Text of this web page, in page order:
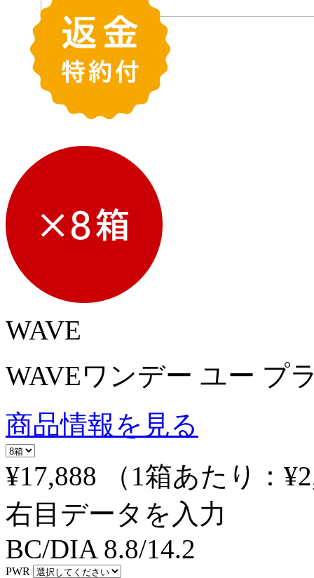
WAVE
WAVEワンデー ユー プ
商品情報を見る
¥17,888
（1箱あたり：
右目データを入力
BC/DIA 8.8/14.2
PWR